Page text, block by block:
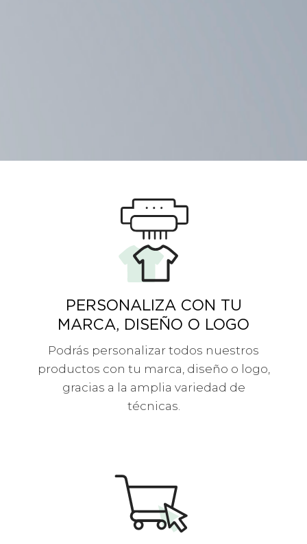
PERSONALIZA CON TU
MARCA, DISEÑO O LOGO
Podrás personalizar todos nuestros
productos con tu marca, diseño o logo,
gracias a la amplia variedad de
técnicas.